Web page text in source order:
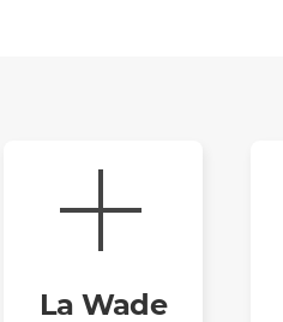
La Wade